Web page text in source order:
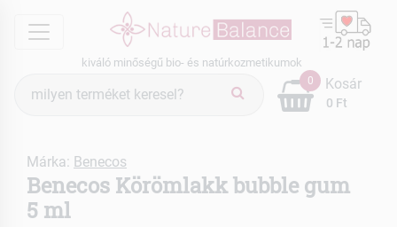
menu
kiváló minőségű bio- és natúrkozmetikumok
keresés
0
0 Ft
Kosár
Márka: Benecos
Benecos Körömlakk bubble gum
5 ml